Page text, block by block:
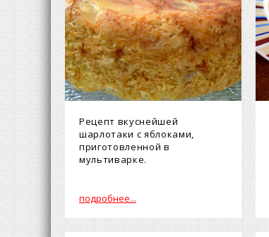
Рецепт вкуснейшей
шарлотаки с яблоками,
приготовленной в
мультиварке.
подробнее...